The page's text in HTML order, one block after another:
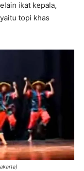
ikat kepala,
topi khas